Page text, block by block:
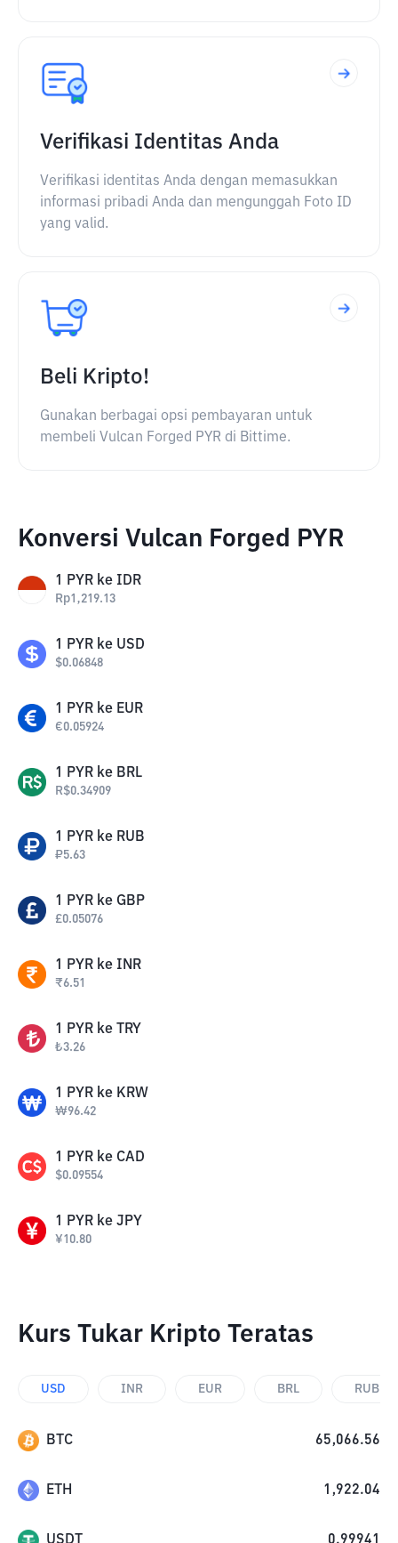
Verifikasi Identitas Anda
Verifikasi identitas Anda dengan memasukkan
informasi pribadi Anda dan mengunggah Foto ID
yang valid.
Beli Kripto!
Gunakan berbagai opsi pembayaran untuk
membeli Vulcan Forged PYR di Bittime.
Konversi Vulcan Forged PYR
1 PYR ke IDR
Rp1,219.13
1 PYR ke USD
$0.06848
1 PYR ke EUR
€0.05924
1 PYR ke BRL
R$0.34909
1 PYR ke RUB
₽5.63
1 PYR ke GBP
£0.05076
1 PYR ke INR
₹6.51
1 PYR ke TRY
₺3.26
1 PYR ke KRW
₩96.42
1 PYR ke CAD
$0.09554
1 PYR ke JPY
¥10.80
Kurs Tukar Kripto Teratas
USD INR EUR BRL RUB
BTC 65,066.56
ETH 1,922.04
USDT